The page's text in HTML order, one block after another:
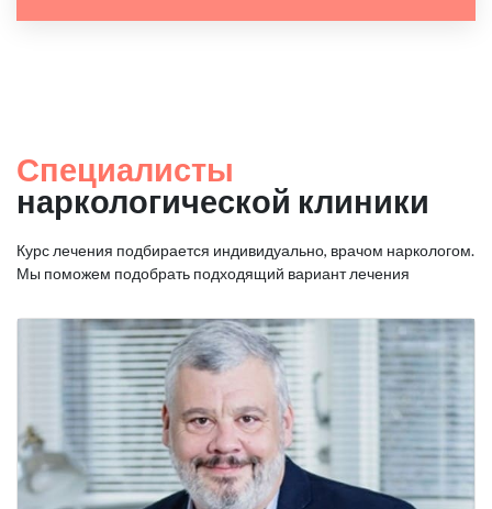
Специалисты
наркологической клиники
Курс лечения подбирается индивидуально, врачом наркологом.
Мы поможем подобрать подходящий вариант лечения